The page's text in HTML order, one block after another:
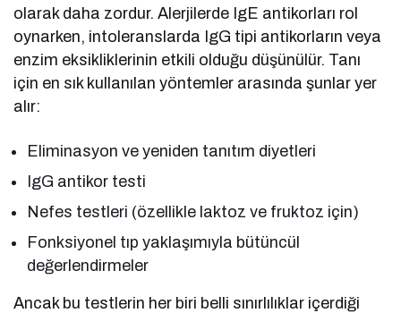
olarak daha zordur. Alerjilerde IgE antikorları rol
oynarken, intoleranslarda IgG tipi antikorların veya
enzim eksikliklerinin etkili olduğu düşünülür. Tanı
için en sık kullanılan yöntemler arasında şunlar yer
alır:
Eliminasyon ve yeniden tanıtım diyetleri
IgG antikor testi
Nefes testleri (özellikle laktoz ve fruktoz için)
Fonksiyonel tıp yaklaşımıyla bütüncül
değerlendirmeler
Ancak bu testlerin her biri belli sınırlılıklar içerdiği